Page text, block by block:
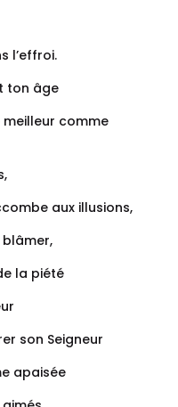
l’effroi.
ton âge
meilleur comme
aux illusions,
la piété
son Seigneur
apaisée